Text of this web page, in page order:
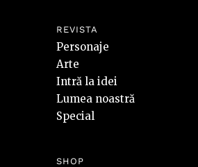
REVISTA
Personaje
Arte
Intră la idei
Lumea noastră
Special
SHOP